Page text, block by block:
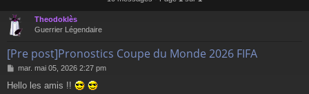
Theodoklès
Guerrier Légendaire
[Pre post]Pronostics Coupe du Monde 2026 FIFA
M
s
mar. mai 05, 2026 2:27 pm
Hello les amis !!